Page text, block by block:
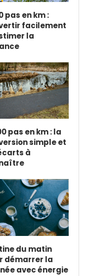
pas en km :
facilement
la
pas en km : la
simple et
à
du matin
démarrer la
avec énergie